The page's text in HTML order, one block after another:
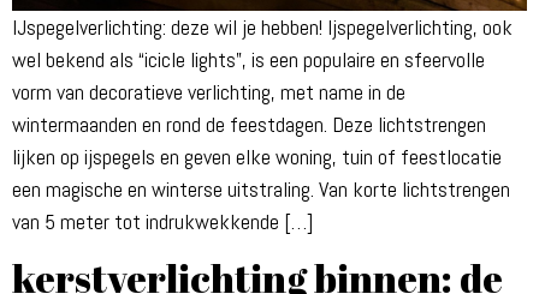
IJspegelverlichting: deze wil je hebben! Ijspegelverlichting, ook
wel bekend als “icicle lights”, is een populaire en sfeervolle
vorm van decoratieve verlichting, met name in de
wintermaanden en rond de feestdagen. Deze lichtstrengen
lijken op ijspegels en geven elke woning, tuin of feestlocatie
een magische en winterse uitstraling. Van korte lichtstrengen
van 5 meter tot indrukwekkende […]
kerstverlichting binnen: de